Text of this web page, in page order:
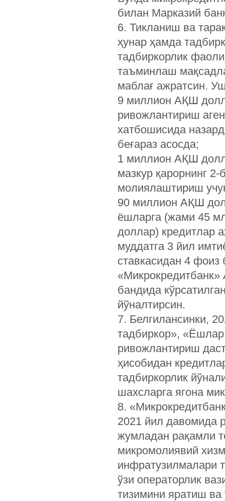
билан Марказий
6. Тикланиш ва
ҳунар ҳамда
тадбиркорлик
таъминлаш
маблағ ажратсин.
9 миллион АҚШ
ривожлантириш
хатбошисида
беғараз асосда;
1 миллион АҚШ
мазкур қарорнинг
молиялаштириш
90 миллион АҚШ
ёшларга (жами 45
доллар) кредитлар
муддатга 3 йил
ставкасидан 4 фоиз
бандида
йўналтирсин.
7. Белгилансинки,
тадбиркор»,
ривожлантириш
ҳисобидан
тадбиркорлик
шахсларга ягона
8.
2021 йил давомида
жумладан рақамли
микромолиявий
инфратузилмалари
ўзи операторлик
тизимини яратиш